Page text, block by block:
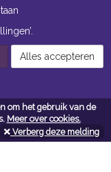
om het gebruik van de
Meer over cookies.
Verberg deze melding
Alles accepteren